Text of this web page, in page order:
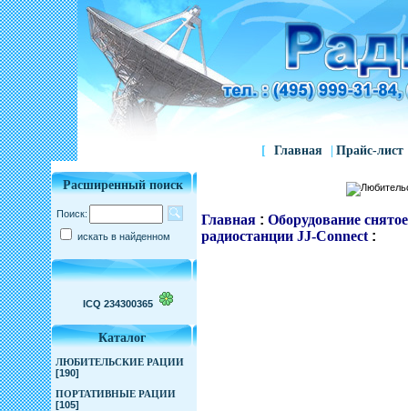
[ Главная Прайс-лист
Расширенный поиск
Поиск:
искать в найденном
ICQ 234300365
Каталог
ЛЮБИТЕЛЬСКИЕ РАЦИИ
[190]
ПОРТАТИВНЫЕ РАЦИИ
[105]
Главная : Оборудование
радиостанции JJ-Connect :